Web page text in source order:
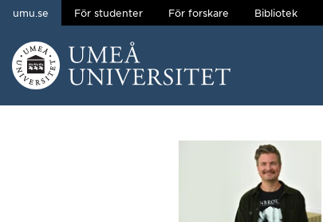
Hoppa direkt till innehållet
umu.se För studenter För forskare Bibliotek